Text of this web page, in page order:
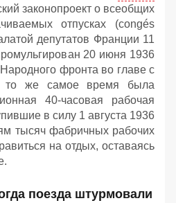
законопроект о всеобщих
отпусках (congés
депутатов Франции 11
20 июня 1936
фронта во главе с
же самое время была
40-часовая рабочая
в силу 1 августа 1936
тысяч фабричных рабочих
на отдых, оставаясь
поезда штурмовали